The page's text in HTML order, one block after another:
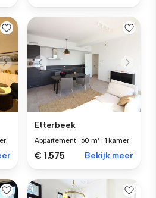
Etterbeek
Appartement 60 m² 1 kamer
€ 1.575 Bekijk meer